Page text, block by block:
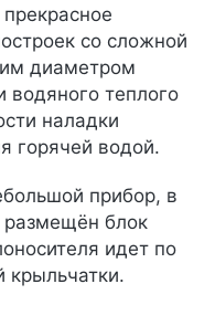
со сложной
диаметром
водяного теплого
наладки
горячей водой.
прибор, в
размещён блок
идет по
крыльчатки.